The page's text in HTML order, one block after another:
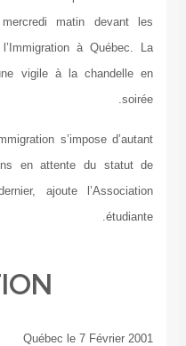
mercredi matin devant les
l’Immigration à Québec. La
une vigile à la chandelle en
soirée.
s’impose d’autant
en attente du statut de
ajoute l’Association
étudiante.
Québec le 7 Février 2001